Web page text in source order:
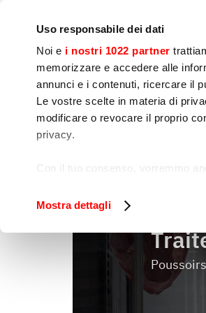
Uso responsabile dei dati
Noi e i nostri 1022 partner
memorizzare e accedere alle
annunci e i contenuti, ricercare il
Le vostre scelte in materia di
modificare o revocare il proprio
privacy.
Con il tuo consenso, vorremmo
Identificare il tuo
tuo consenso in qualsiasi
Utilizziamo i cookie per garantire
funzionalità dei social media e
sito con i nostri partner che si
Mostra dettagli
Cuisson
dynamique